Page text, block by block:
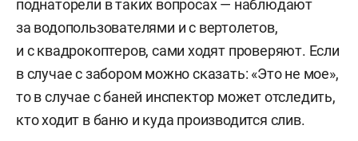
поднаторели в таких вопросах — наблюдают
за водопользователями и с вертолетов,
и с квадрокоптеров, сами ходят проверяют. Если
в случае с забором можно сказать: «Это не мое»,
то в случае с баней инспектор может отследить,
кто ходит в баню и куда производится слив.